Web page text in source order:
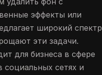
эффекты или
широкий спектр
эти задачи.
для бизнеса в сфере
сетях и